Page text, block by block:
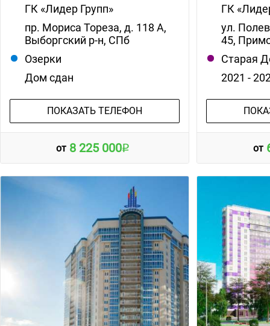
ГК «Лидер Групп»
пр. Мориса Тореза, д. 118 А,
Выборгский р-н, СПб
Озерки
Дом сдан
ПОКАЗАТЬ ТЕЛЕФОН
от 8 225 000
ГК
ул.
45,
Старая
2021 -
от